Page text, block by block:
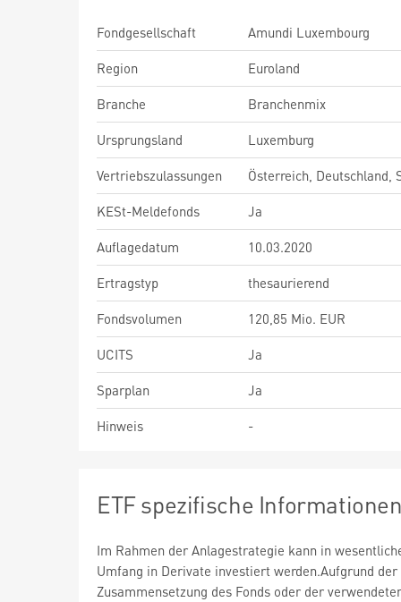
Fondgesellschaft
Amundi Luxembourg
Region
Euroland
Branche
Branchenmix
Ursprungsland
Luxemburg
Vertriebszulassungen
Österreich, Deutschland,
KESt-Meldefonds
Ja
Auflagedatum
10.03.2020
Ertragstyp
thesaurierend
Fondsvolumen
120,85 Mio. EUR
UCITS
Ja
Sparplan
Ja
Hinweis
-
ETF spezifische
Im Rahmen der Anlagestrategie kann in
Umfang in Derivate investiert werden.Aufgrund der
Zusammensetzung des Fonds oder der